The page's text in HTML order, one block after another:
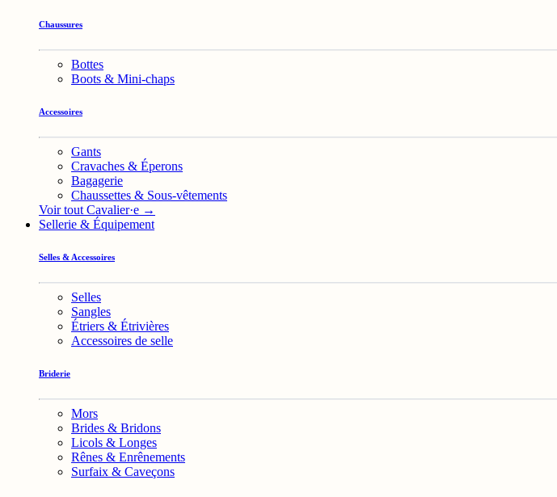
Chaussures
Bottes
Boots & Mini-chaps
Accessoires
Gants
Cravaches & Éperons
Bagagerie
Chaussettes & Sous-vêtements
Voir tout Cavalier·e →
Sellerie & Équipement
Selles & Accessoires
Selles
Sangles
Étriers & Étrivières
Accessoires de selle
Briderie
Mors
Brides & Bridons
Licols & Longes
Rênes & Enrênements
Surfaix & Caveçons